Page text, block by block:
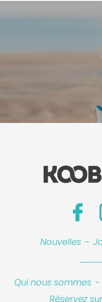
Nouvelles -
Qui nous sommes -
Réservez